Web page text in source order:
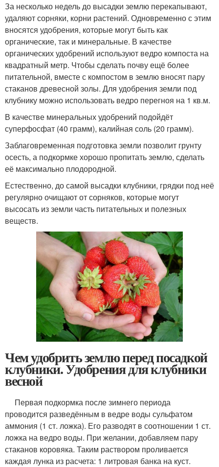
За несколько недель до высадки землю перекапывают,
удаляют сорняки, корни растений. Одновременно с этим
вносятся удобрения, которые могут быть как
органические, так и минеральные. В качестве
органических удобрений используют ведро компоста на
квадратный метр. Чтобы сделать почву ещё более
питательной, вместе с компостом в землю вносят пару
стаканов древесной золы. Для удобрения земли под
клубнику можно использовать ведро перегноя на 1 кв.м.
В качестве минеральных удобрений подойдёт
суперфосфат (40 грамм), калийная соль (20 грамм).
Заблаговременная подготовка земли позволит грунту
осесть, а подкормке хорошо пропитать землю, сделать
её максимально плодородной.
Естественно, до самой высадки клубники, грядки под неё
регулярно очищают от сорняков, которые могут
высосать из земли часть питательных и полезных
веществ.
Чем удобрить землю перед посадкой
клубники. Удобрения для клубники
весной
Первая подкормка после зимнего периода
проводится разведённым в ведре воды сульфатом
аммония (1 ст. ложка). Его разводят в соотношении 1 ст.
ложка на ведро воды. При желании, добавляем пару
стаканов коровяка. Таким раствором проливается
каждая лунка из расчета: 1 литровая банка на куст.